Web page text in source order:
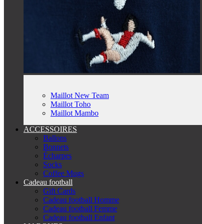
Maillot New Team
Maillot Toho
Maillot Mambo
ACCESSOIRES
Ballons
Bonnets
Écharpes
Socks
Coffee Mugs
Cadeau football
Gift Cards
Cadeau football Homme
Cadeau football Femme
Cadeau football Enfant